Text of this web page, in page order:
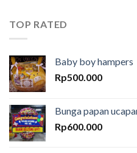
TOP RATED
Baby boy hampers
Rp500.000
Bunga papan
Rp600.000